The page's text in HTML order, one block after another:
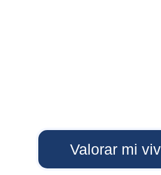
Valorar mi